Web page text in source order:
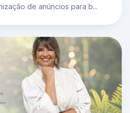
de anúncios para b...